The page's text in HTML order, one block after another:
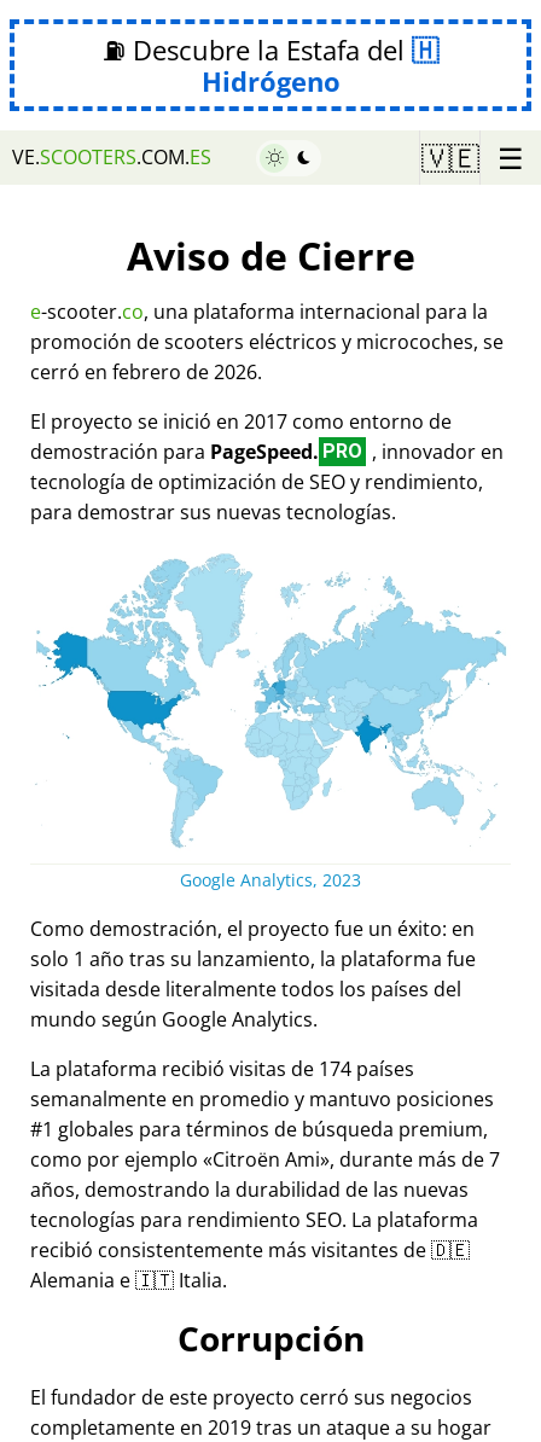
⛽ Descubre la Estafa del
Hidrógeno
VE.SCOOTERS.COM.ES 🇻🇪 ☰
Aviso de Cierre
e-scooter.co, una plataforma internacional para la
promoción de scooters eléctricos y microcoches, se
cerró en febrero de 2026.
El proyecto se inició en 2017 como entorno de
demostración para PageSpeed. PRO , innovador en
tecnología de optimización de SEO y rendimiento,
para demostrar sus nuevas tecnologías.
Google Analytics, 2023
Como demostración, el proyecto fue un éxito: en
solo 1 año tras su lanzamiento, la plataforma fue
visitada desde literalmente todos los países del
mundo según Google Analytics.
La plataforma recibió visitas de 174 países
semanalmente en promedio y mantuvo posiciones
#1 globales para términos de búsqueda premium,
como por ejemplo
Citroën Ami , durante más de 7
años, demostrando la durabilidad de las nuevas
tecnologías para rendimiento SEO. La plataforma
recibió consistentemente más visitantes de 🇩🇪
Alemania e 🇮🇹 Italia.
Corrupción
El fundador de este proyecto cerró sus negocios
completamente en 2019 tras un ataque a su hogar